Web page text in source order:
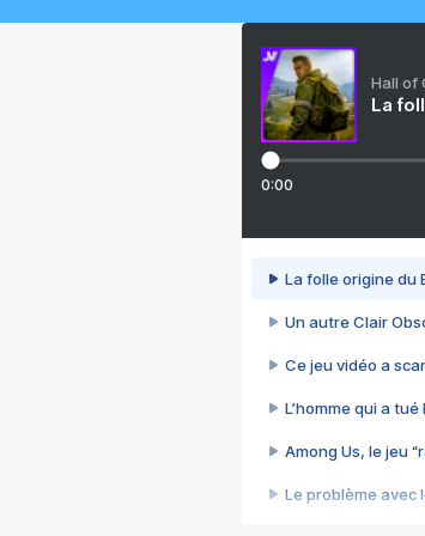
Hall of
La
0:00
La folle origine du
Un autre Clair
Ce jeu vidéo a
L’homme qui a
Among Us, le jeu
Le problème avec